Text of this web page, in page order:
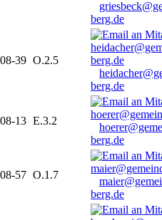
berg.de
39 O.2.5
berg.de
13 E.3.2
berg.de
57 O.1.7
berg.de